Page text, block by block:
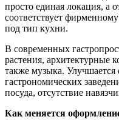
просто единая локация, а
соответствует
под тип кухни.
В современных
растения, архитектурные
также музыка. Улучшается
гастрономических
посуда, отсутствие
Как меняется